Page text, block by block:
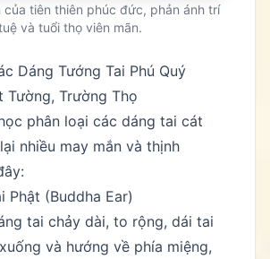
của tiên thiên phúc đức, phản ánh trí
và tuổi thọ viên mãn.
Dáng Tướng Tai Phú Quý
Tường, Trường Thọ
phân loại các dáng tai cát
nhiều may mắn và thịnh
Phật (Buddha Ear)
tai chảy dài, to rộng, dái tai
và hướng về phía miệng,